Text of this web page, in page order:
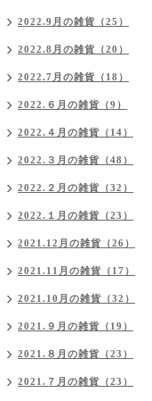
2022.9月の雑貨（25）
2022.8月の雑貨（20）
2022.7月の雑貨（18）
2022.６月の雑貨（9）
2022.４月の雑貨（14）
2022.３月の雑貨（48）
2022.２月の雑貨（32）
2022.１月の雑貨（23）
2021.12月の雑貨（26）
2021.11月の雑貨（17）
2021.10月の雑貨（32）
2021.９月の雑貨（19）
2021.８月の雑貨（23）
2021.７月の雑貨（23）